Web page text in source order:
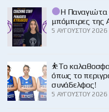
Η Παναγιώτα
μπόμπιρες της
5 ΑΥΓΟΎΣΤΟΥ 2026
⛹️‍Το
όπως το
συνάδελφος!
5 ΑΥΓΟΎΣΤΟΥ 2026